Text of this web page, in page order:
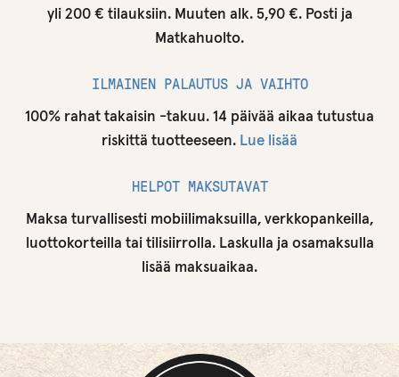
yli 200 € tilauksiin. Muuten alk. 5,90 €. Posti ja
Matkahuolto.
ILMAINEN PALAUTUS JA VAIHTO
100% rahat takaisin -takuu. 14 päivää aikaa tutustua
riskittä tuotteeseen. Lue lisää
HELPOT MAKSUTAVAT
Maksa turvallisesti mobiilimaksuilla, verkkopankeilla,
luottokorteilla tai tilisiirrolla. Laskulla ja osamaksulla
lisää maksuaikaa.